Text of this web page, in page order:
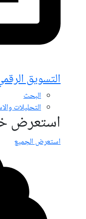
التسويق
البحث
التحليلات
استعرض
استعرض الجميع